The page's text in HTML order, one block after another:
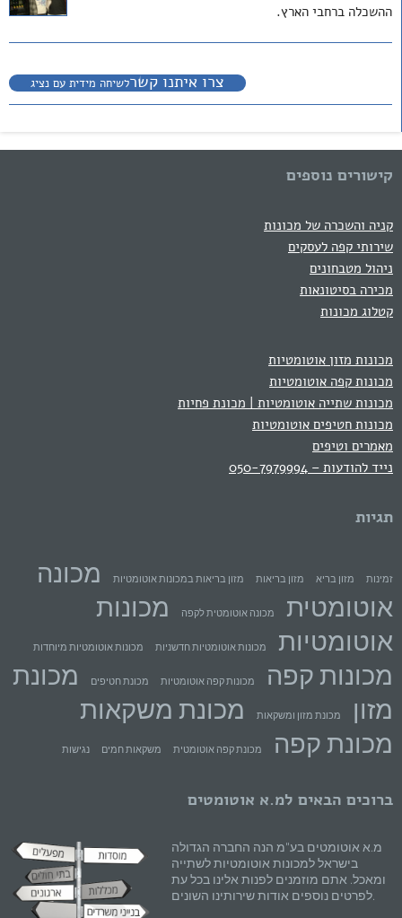
ההשכלה ברחבי הארץ.
צרו איתנו קשרלשיחה מידית עם נציג
קישורים נוספים
קניה והשכרה של מכונות
שירותי קפה לעסקים
ניהול מטבחונים
מכירה בסיטונאות
קטלוג מכונות
מכונות מזון אוטומטיות
מכונות קפה אוטומטיות
מכונות שתייה אוטומטיות | מכונת פחיות
מכונות חטיפים אוטומטיות
מאמרים וטיפים
נייד להודעות – 050-7979994
תגיות
זמינות מזון בריא מזון בריאות מזון בריאות במכונות אוטומטיות
מכונה
אוטומטית
מכונה אוטומטית לקפה
מכונות
אוטומטיות
מכונות אוטומטיות חדשניות מכונות אוטומטיות מיוחדות
מכונות קפה מכונות קפה אוטומטיות מכונת חטיפים
מכונת
מזון
מכונת מזון ומשקאות
מכונת משקאות
מכונת קפה
מכונת קפה אוטומטית משקאות חמים נגישות
ברוכים הבאים למ.א אוטומטים
מ.א אוטומטים בע"מ הנה החברה הגדולה
בישראל למכונות אוטומטיות לשתייה
ומאכל. אתם מוזמנים לפנות אלינו בכל עת
לפרטים נוספים אודות שירותינו השונים.